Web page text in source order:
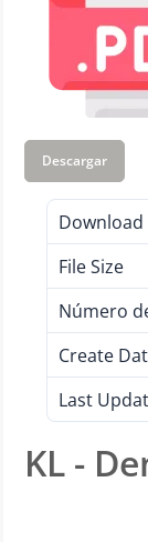
Descargar
Download
File Size
Número
Create
Last
KL -